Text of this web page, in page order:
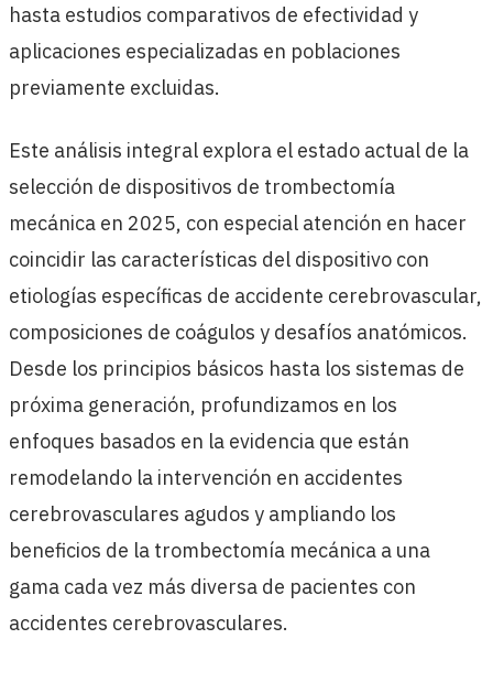
hasta estudios comparativos de efectividad y
aplicaciones especializadas en poblaciones
previamente excluidas.
Este análisis integral explora el estado actual de la
selección de dispositivos de trombectomía
mecánica en 2025, con especial atención en hacer
coincidir las características del dispositivo con
etiologías específicas de accidente cerebrovascular,
composiciones de coágulos y desafíos anatómicos.
Desde los principios básicos hasta los sistemas de
próxima generación, profundizamos en los
enfoques basados en la evidencia que están
remodelando la intervención en accidentes
cerebrovasculares agudos y ampliando los
beneficios de la trombectomía mecánica a una
gama cada vez más diversa de pacientes con
accidentes cerebrovasculares.